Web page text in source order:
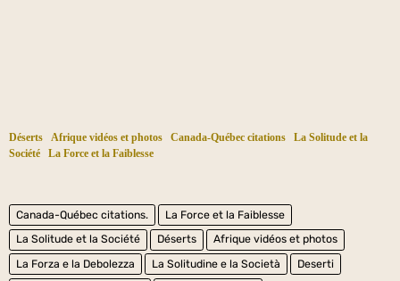
Déserts Afrique vidéos et photos Canada-Québec citations
La Solitude et la
Société
La Force et la Faiblesse
Canada-Québec citations.
La Force et la Faiblesse
La Solitude et la Société
Déserts
Afrique vidéos et photos
La Forza e la Debolezza
La Solitudine e la Società
Deserti